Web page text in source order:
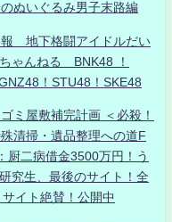
ぬいぐるみ男子末路編
地下格闘アイドルだい
ゃんねる BNK48 ！
！STU48！SKE48
ミ屋敷補完計画 ＜必殺！
清掃・遺品整理への道F
厨二病借金3500万円！う
究生、最後のサイト！全
イト絶賛！公開中